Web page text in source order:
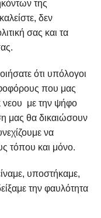
της
δεν
σας και τα
ότι υπόλογοι
που μας
νεου με την ψήφο
μας θα δικαιώσουν
να
τόπου και μόνο.
υποστήκαμε,
την φαυλότητα